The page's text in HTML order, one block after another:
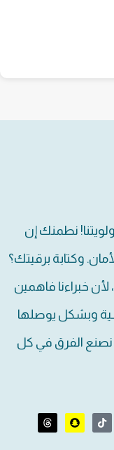
نطمنك إن
وكتابة برقيتك؟
خبراءنا فاهمين
وبشكل يوصلها
نصنع الفرق في كل